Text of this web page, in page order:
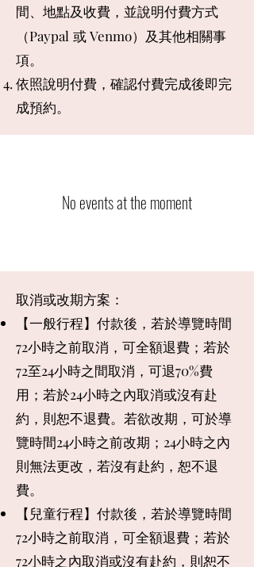
間、地點及收費，並說明付費方式
（Paypal 或 Venmo）及其他相關事
項。
依照說明付費， 確認​付費完成後即完
成預約。
No events at the moment
取消或改期方案：
【一般行程】付款後，若於導覽時間
72小時之前取消，可全額退費；若於
72至24小時之間取消，可退70%費
用；若於24小時之內取消或沒有赴
約，則恕不退費。若欲改期，可於導
覽時間24小時之前改期；24小時之內
則無法更改，若沒有赴約，恕不退
費。
【兒童行程】付款後，若於導覽時間
72小時之前取消，可全額退費；若於
72小時之內取消或沒有赴約，則恕不